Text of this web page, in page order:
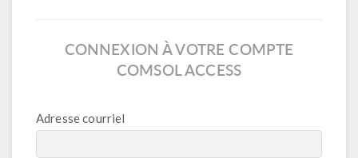
CONNEXION À VOTRE COMPTE
COMSOL ACCESS
Adresse courriel